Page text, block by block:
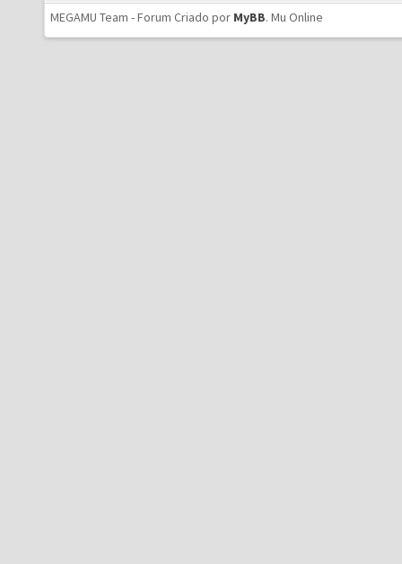
MEGAMU Team - Forum Criado por MyBB. Mu Online